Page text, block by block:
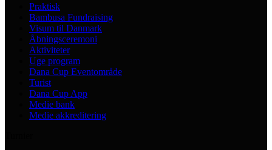
Praktisk
Bambusa Fundraising
Visum til Danmark
Åbningsceremoni
Aktiviteter
Uge program
Dana Cup Eventområde
Turist
Dana Cup App
Medie bank
Medie akkreditering